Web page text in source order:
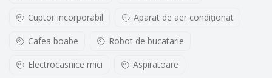
Cuptor incorporabil Aparat de aer condiționat
Cafea boabe Robot de bucatarie
Electrocasnice mici Aspiratoare